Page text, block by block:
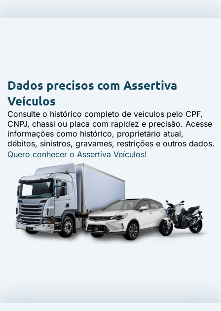
Dados precisos com Assertiva
Veículos
Consulte o histórico completo de veículos pelo CPF,
CNPJ, chassi ou placa com rapidez e precisão. Acesse
informações como histórico, proprietário atual,
débitos, sinistros, gravames, restrições e outros dados.
Quero conhecer o Assertiva Veículos!